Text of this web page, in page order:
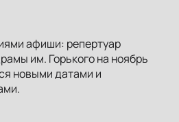
афиши: репертуар
им. Горького на ноябрь
новыми датами и